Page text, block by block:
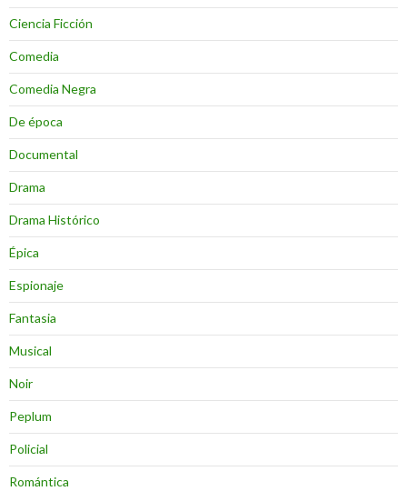
Ciencia Ficción
Comedia
Comedia Negra
De época
Documental
Drama
Drama Histórico
Épica
Espionaje
Fantasia
Musical
Noir
Peplum
Policial
Romántica